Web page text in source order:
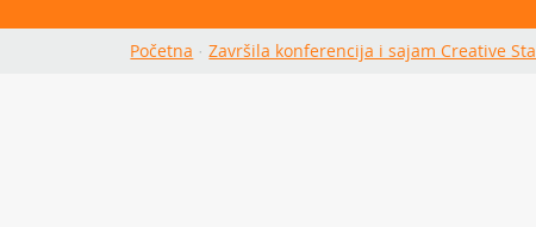
Početna ·Završila konferencija i sajam Creative